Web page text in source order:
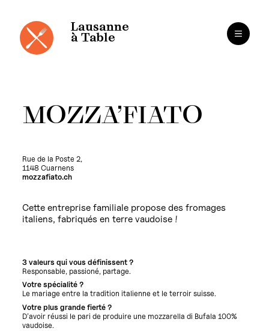
Lausanne
à Table
MOZZA’FIATO
Rue de la Poste 2,
1148 Cuarnens
mozzafiato.ch
Cette entreprise familiale propose des fromages
italiens, fabriqués en terre vaudoise !
3 valeurs qui vous définissent ?
Responsable, passioné, partage.
Votre spécialité ?
Le mariage entre la tradition italienne et le terroir suisse.
Votre plus grande fierté ?
D’avoir réussi le pari de produire une mozzarella di Bufala 100%
vaudoise.